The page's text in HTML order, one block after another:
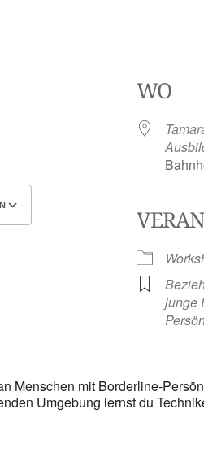
WO
junge
Menschen mit Borderline-
Umgebung lernst du